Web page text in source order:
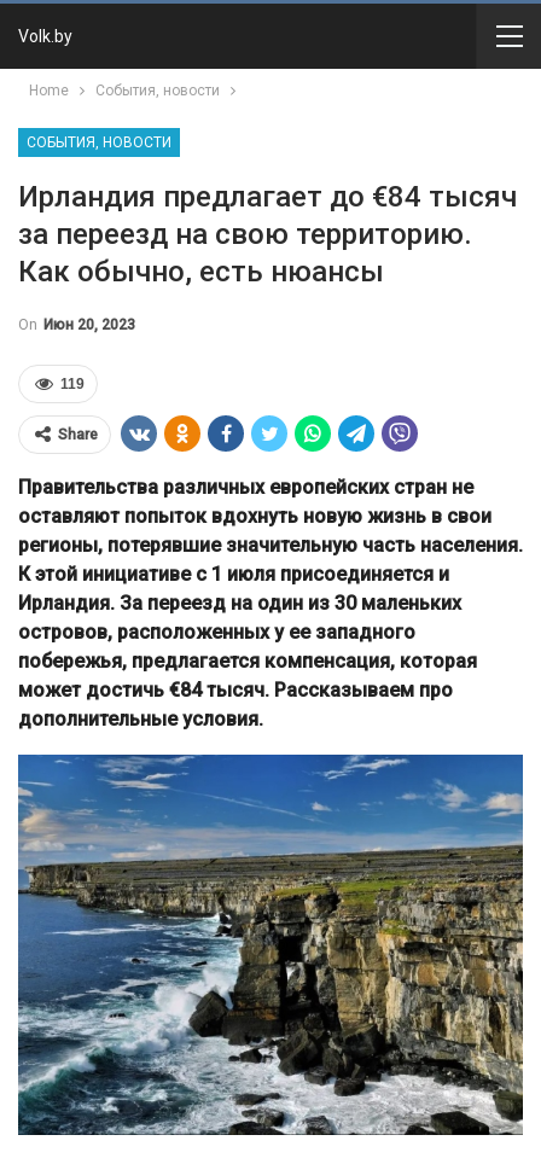
Volk.by
Home События, новости
СОБЫТИЯ, НОВОСТИ
Ирландия предлагает до €84 тысяч
за переезд на свою территорию.
Как обычно, есть нюансы
On Июн 20, 2023
119
Share
Правительства различных европейских стран не
оставляют попыток вдохнуть новую жизнь в свои
регионы, потерявшие значительную часть населения.
К этой инициативе с 1 июля присоединяется и
Ирландия. За переезд на один из 30 маленьких
островов, расположенных у ее западного
побережья, предлагается компенсация, которая
может достичь €84 тысяч. Рассказываем про
дополнительные условия.